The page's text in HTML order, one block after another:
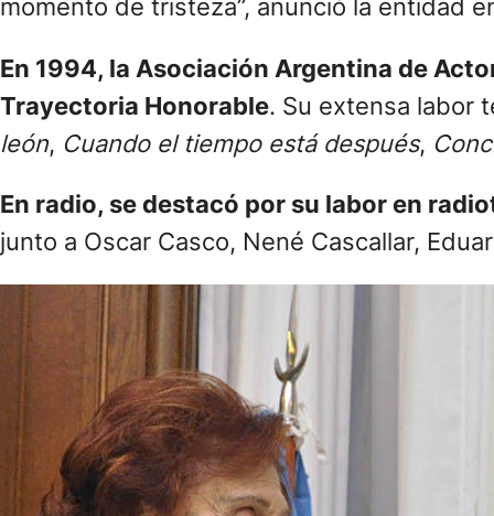
momento de tristeza”, anunció la entidad
En 1994, la Asociación Argentina de
Trayectoria Honorable. Su extensa labor
león, Cuando el tiempo está después,
En radio, se destacó por su labor en
junto a Oscar Casco, Nené Cascallar,